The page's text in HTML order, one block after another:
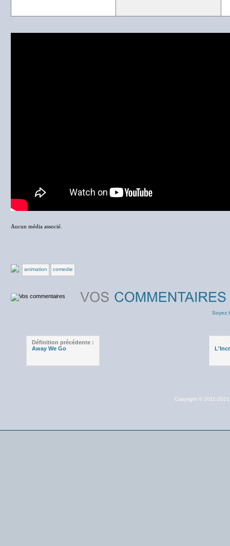
Aucun média associé.
animation comedie
Soyez
Définition précédente :
Away We Go
Copyright © 2011-